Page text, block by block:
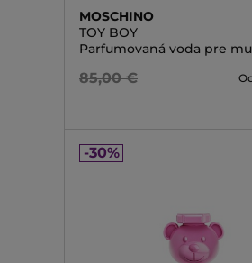
MOSCHINO
TOY BOY
Parfumovaná voda pre
85,00 €
-30%